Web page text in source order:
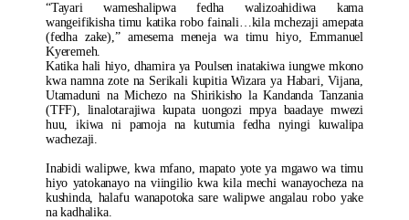
“Tayari wameshalipwa fedha walizoahidiwa kama
wangeifikisha timu katika robo fainali…kila mchezaji amepata
(fedha zake),” amesema meneja wa timu hiyo, Emmanuel
Kyeremeh.
Katika hali hiyo, dhamira ya Poulsen inatakiwa iungwe mkono
kwa namna zote na Serikali kupitia Wizara ya Habari, Vijana,
Utamaduni na Michezo na Shirikisho la Kandanda Tanzania
(TFF), linalotarajiwa kupata uongozi mpya baadaye mwezi
huu, ikiwa ni pamoja na kutumia fedha nyingi kuwalipa
wachezaji.
Inabidi walipwe, kwa mfano, mapato yote ya mgawo wa timu
hiyo yatokanayo na viingilio kwa kila mechi wanayocheza na
kushinda, halafu wanapotoka sare walipwe angalau robo yake
na kadhalika.